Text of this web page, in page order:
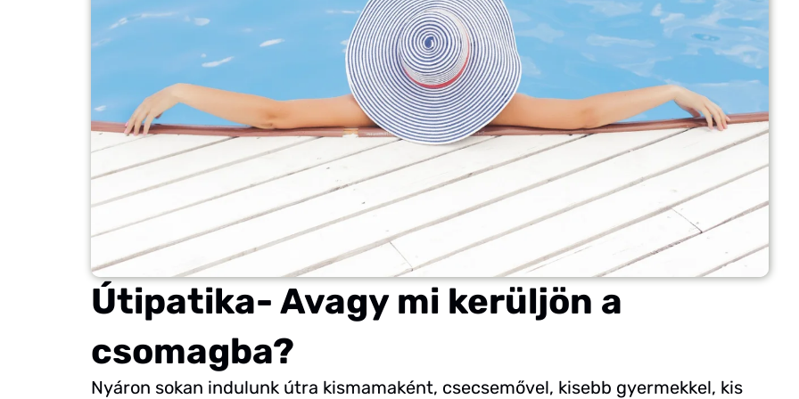
Útipatika- Avagy mi kerüljön a
csomagba?
Nyáron sokan indulunk útra kismamaként, csecsemővel, kisebb gyermekkel, kis